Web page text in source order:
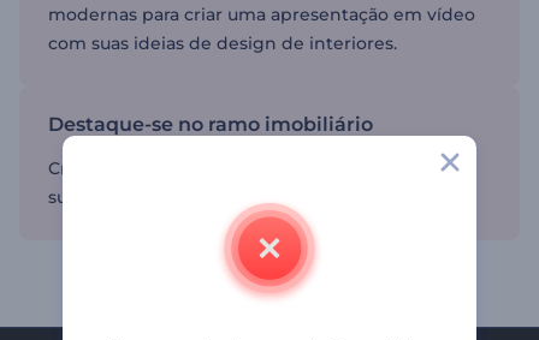
modernas para criar uma apresentação em vídeo
com suas ideias de design de interiores.
Destaque-se no ramo imobiliário
Crie conteúdo em vídeo exclusivo para promover
sua agência imobiliária.